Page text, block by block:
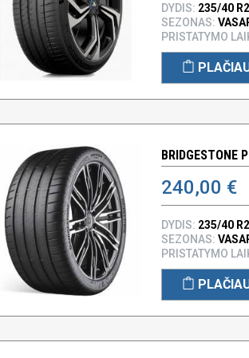
DYDIS: 235/40
SEZONAS:
PRISTATYMO
BRIDGESTONE
240,00 €
DYDIS: 235/40
SEZONAS:
PRISTATYMO